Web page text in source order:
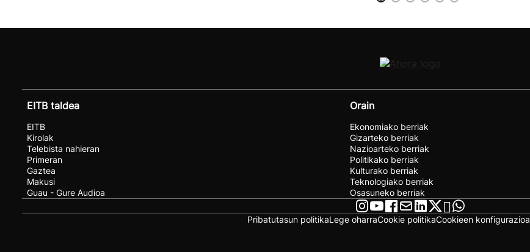
EITB taldea
EITB
Kirolak
Telebista nahieran
Primeran
Gaztea
Makusi
Guau - Gure Audioa
Orain
Ekonomiako berriak
Gizarteko berriak
Nazioarteko berriak
Politikako berriak
Kulturako berriak
Teknologiako berriak
Osasuneko berriak
Pribatutasun politikaLege oharraCookie politikaCookieen konfigurazioa